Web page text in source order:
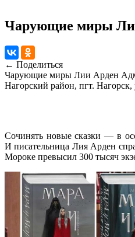
Чарующие миры
← Поделиться
Чарующие миры Лии Арден
Нагорский район, пгт.
Сочинять новые сказки — в
И писательница Лия Арден
Мороке превысил 300 тысяч